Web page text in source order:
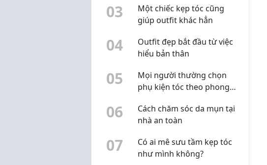
03
Một chiếc kẹp tóc cũng
giúp outfit khác hẳn
04
Outfit đẹp bắt đầu từ việc
hiểu bản thân
05
Mọi người thường chọn
phụ kiện tóc theo phong
06
Cách chăm sóc da mụn tại
nhà an toàn
07
Có ai mê sưu tầm kẹp tóc
như mình không?